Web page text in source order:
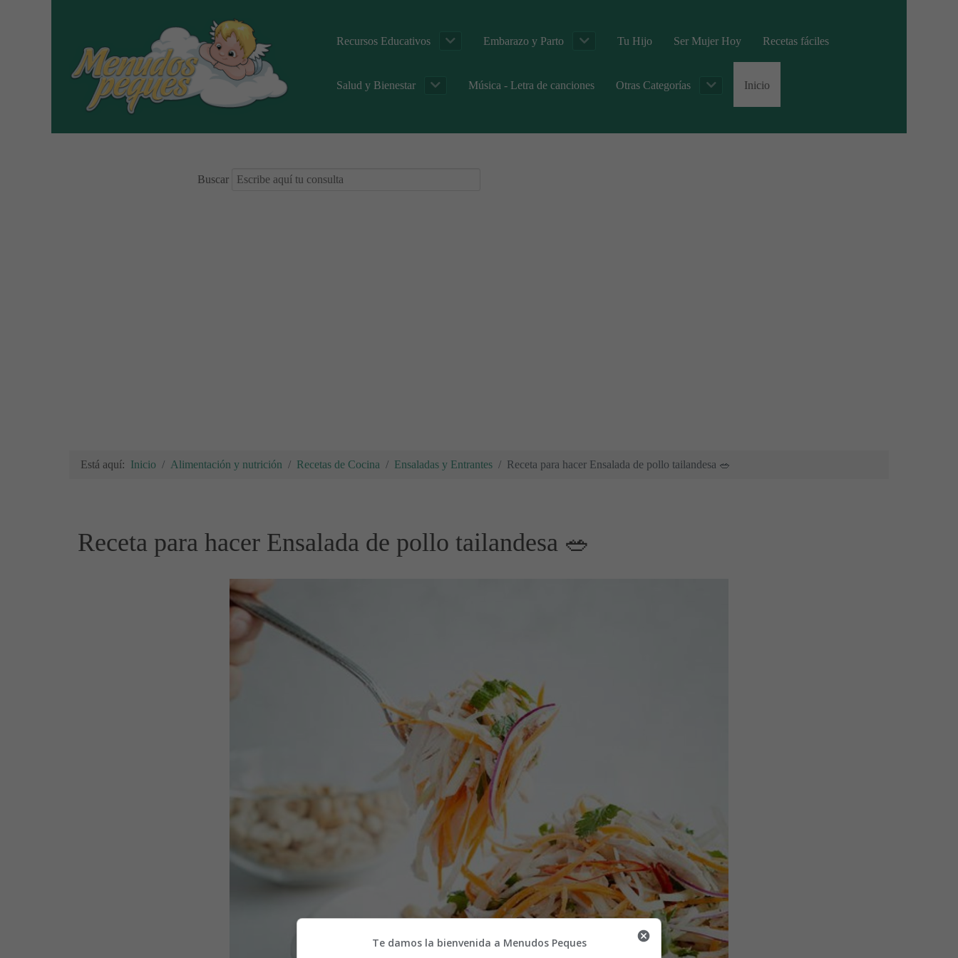
Recursos Educativos Embarazo y Parto Tu Hijo Ser Mujer Hoy Recetas fáciles
Salud y Bienestar Música - Letra de canciones Otras Categorías Inicio
Buscar
Está aquí: Inicio Alimentación y nutrición Recetas de Cocina Ensaladas y Entrantes Receta para hacer Ensalada de pollo tailandesa 🥗
Receta para hacer Ensalada de pollo tailandesa 🥗
Te damos la bienvenida a Menudos Peques